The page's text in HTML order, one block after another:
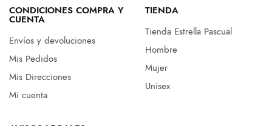
CONDICIONES COMPRA Y
CUENTA
Envíos y devoluciones
Mis Pedidos
Mis Direcciones
Mi cuenta
TIENDA
Tienda Estrella Pascual
Hombre
Mujer
Unisex